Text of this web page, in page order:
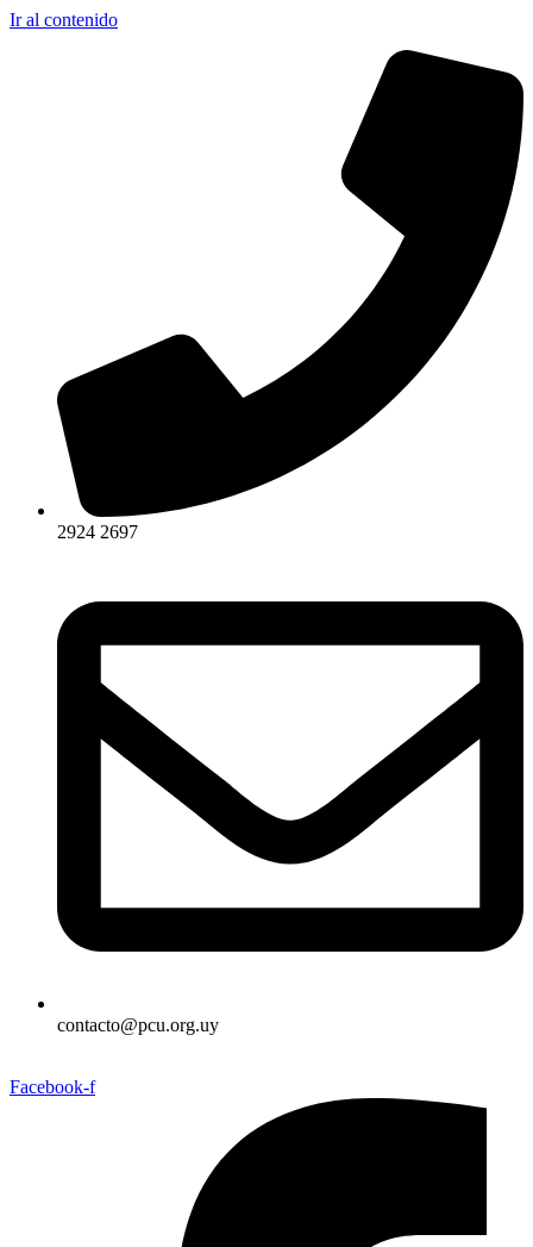
Ir al contenido
2924 2697
contacto@pcu.org.uy
Facebook-f